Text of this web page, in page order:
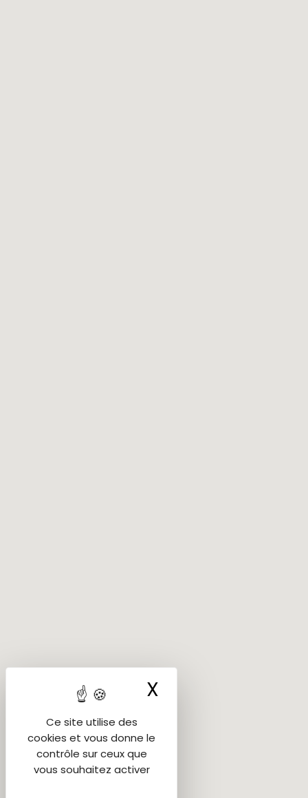
Ce site utilise des
cookies et vous donne le
contrôle sur ceux que
vous souhaitez activer
X